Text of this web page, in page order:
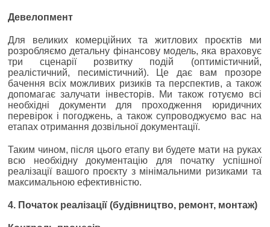
Девелопмент
Для великих комерційних та житлових проєктів ми
розробляємо детальну фінансову модель, яка враховує
три сценарії розвитку подій (оптимістичний,
реалістичний, песимістичний). Це дає вам прозоре
бачення всіх можливих ризиків та перспектив, а також
допомагає залучати інвесторів. Ми також готуємо всі
необхідні документи для проходження юридичних
перевірок і погоджень, а також супроводжуємо вас на
етапах отримання дозвільної документації.
Таким чином, після цього етапу ви будете мати на руках
всю необхідну документацію для початку успішної
реалізації вашого проєкту з мінімальними ризиками та
максимальною ефективністю.
4. Початок реалізації (будівництво, ремонт, монтаж)